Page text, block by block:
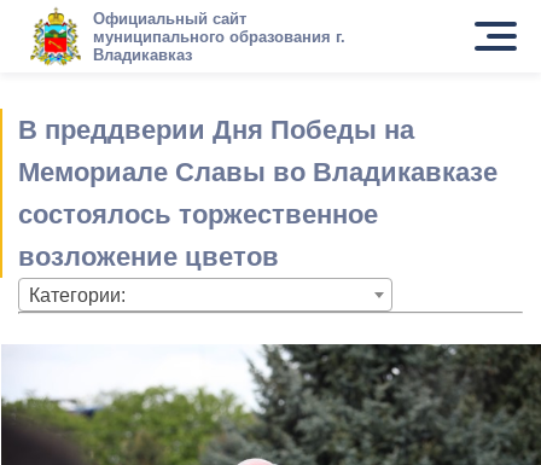
Официальный сайт
муниципального образования г.
Владикавказ
В преддверии Дня Победы на
Мемориале Славы во Владикавказе
состоялось торжественное
возложение цветов
Категории: